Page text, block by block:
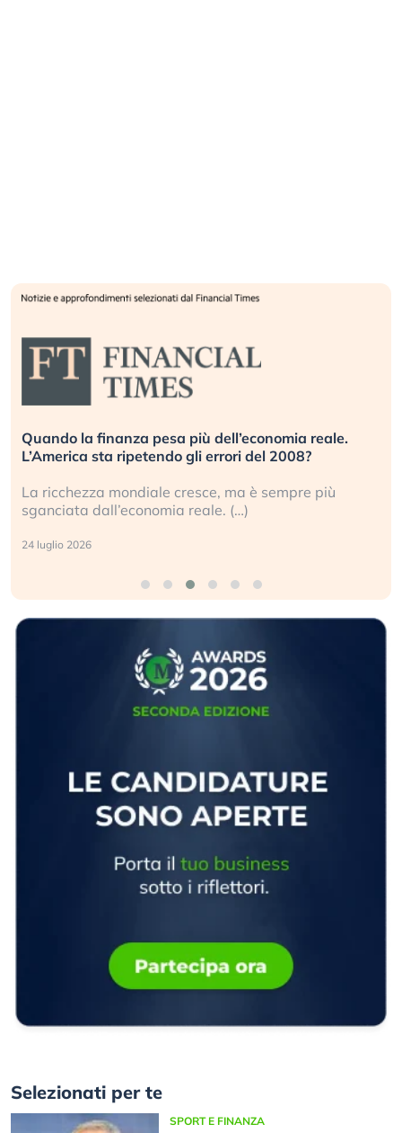
Quando la finanza pesa più dell’economia reale.
L’America sta ripetendo gli errori del 2008?
La ricchezza mondiale cresce, ma è sempre più
sganciata dall’economia reale. (…)
24 luglio 2026
Selezionati per te
SPORT E FINANZA